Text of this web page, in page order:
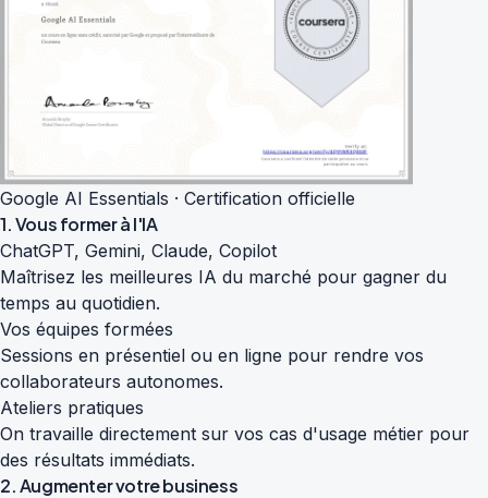
Google AI Essentials · Certification officielle
1. Vous former à l'IA
ChatGPT, Gemini, Claude, Copilot
Maîtrisez les meilleures IA du marché pour gagner du
temps au quotidien.
Vos équipes formées
Sessions en présentiel ou en ligne pour rendre vos
collaborateurs autonomes.
Ateliers pratiques
On travaille directement sur vos cas d'usage métier pour
des résultats immédiats.
2. Augmenter votre business